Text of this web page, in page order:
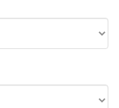
セン
850